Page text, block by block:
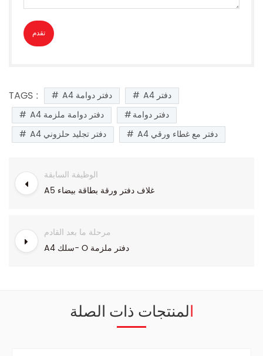
TAGS : A4 دفتر دوامة
A4 دفتر
A4 دفتر دوامة ملزمة
دفتر دوامة
A4 دفتر تجليد حلزوني
A4 دفتر مع غطاء ورقي
الوظيفة السابقة
A5 غلاف دفتر ورقة بطاقة بيضاء
مرحلة ما بعد القادم
A4 سلك- O دفتر ملزمة
المنتجات ذات الصلة